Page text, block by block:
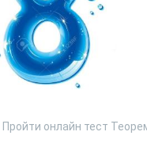
Пройти онлайн тест